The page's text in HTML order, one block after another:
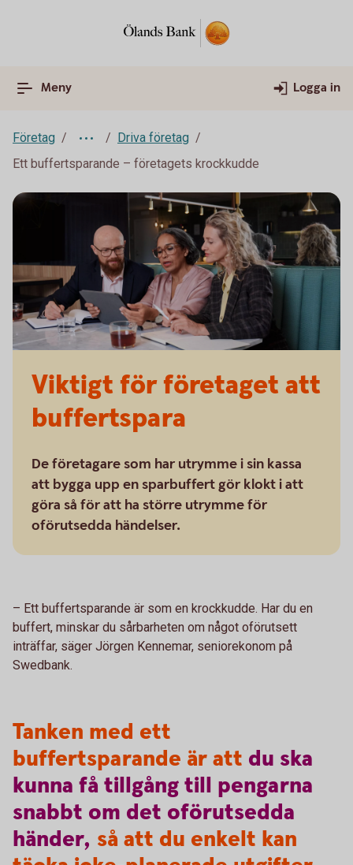
Meny Logga in
Företag
Driva företag
Ett buffertsparande – företagets krockkudde
Viktigt för företaget att
buffertspara
De företagare som har utrymme i sin kassa
att bygga upp en sparbuffert gör klokt i att
göra så för att ha större utrymme för
oförutsedda händelser.
– Ett buffertsparande är som en krockkudde. Har du en
buffert, minskar du sårbarheten om något oförutsett
inträffar, säger Jörgen Kennemar, seniorekonom på
Swedbank.
Tanken med ett
buffertsparande är att du ska
kunna få tillgångtill pengarna
snabbt om det oförutsedda
händer, så att du enkelt kan